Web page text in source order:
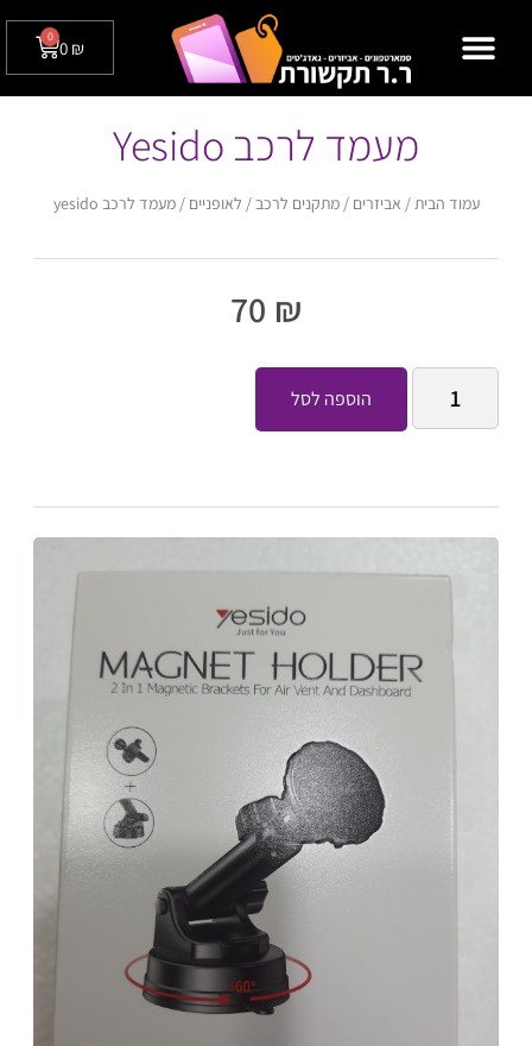
0 ₪
0
מעמד לרכב Yesido
עמוד הבית / אביזרים /מתקנים לרכב / לאופניים / מעמד לרכב yesido
70 ₪
הוספה לסל